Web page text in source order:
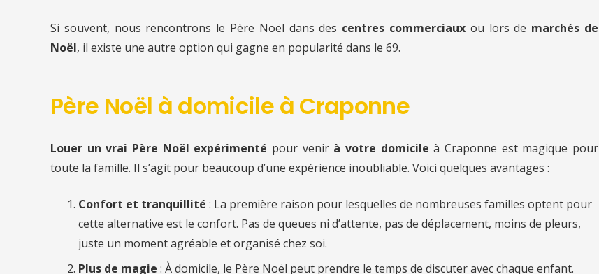
Si souvent, nous rencontrons le Père Noël dans des centres commerciaux ou lors de marchés de
Noël, il existe une autre option qui gagne en popularité dans le 69.
Père Noël à domicile à Craponne
Louer un vrai Père Noël expérimenté pour venir à votre domicile à Craponne est magique pour
toute la famille. Il s’agit pour beaucoup d’une expérience inoubliable. Voici quelques avantages :
Confort et tranquillité : La première raison pour lesquelles de nombreuses familles optent pour
cette alternative est le confort. Pas de queues ni d’attente, pas de déplacement, moins de pleurs,
juste un moment agréable et organisé chez soi.
Plus de magie : À domicile, le Père Noël peut prendre le temps de discuter avec chaque enfant.